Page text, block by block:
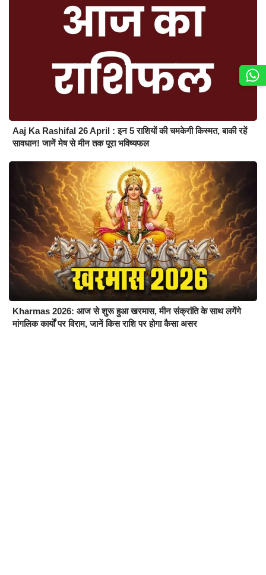
Aaj Ka Rashifal 26 April : इन 5 राशियों की चमकेगी किस्मत, बाकी रहें
सावधान! जानें मेष से मीन तक पूरा भविष्यफल
Kharmas 2026: आज से शुरू हुआ खरमास, मीन संक्रांति के साथ लगेंगे
मांगलिक कार्यों पर विराम, जानें किस राशि पर होगा कैसा असर